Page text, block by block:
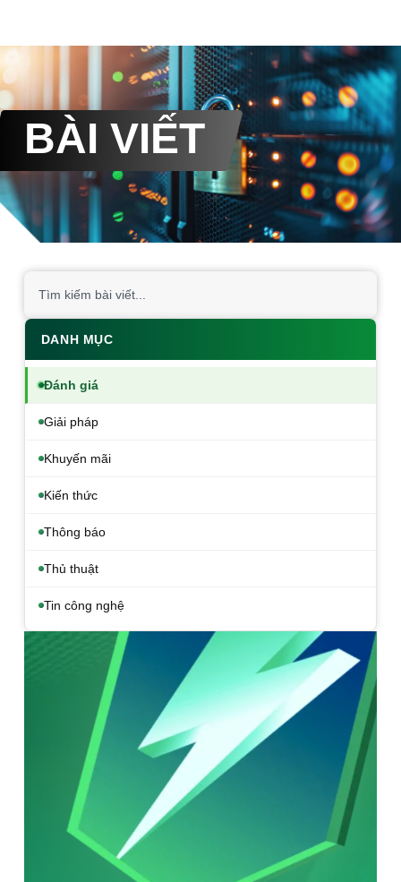
BÀI VIẾT
DANH MỤC
Đánh giá
Giải pháp
Khuyến mãi
Kiến thức
Thông báo
Thủ thuật
Tin công nghệ